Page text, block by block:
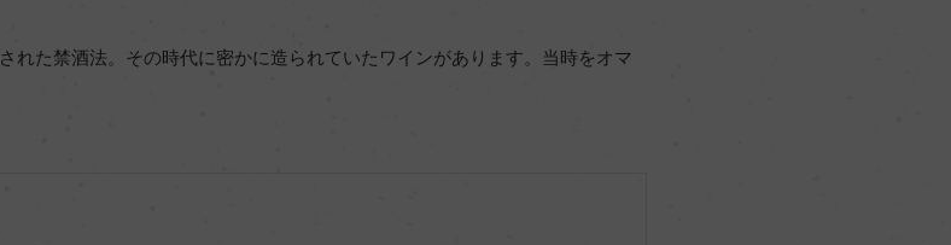
れた禁酒法。その時代に密かに造られていたワインがあります。当時をオマ